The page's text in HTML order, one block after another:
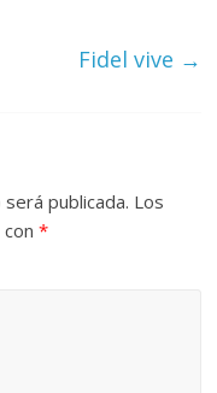
Fidel vive →
publicada. Los
con*